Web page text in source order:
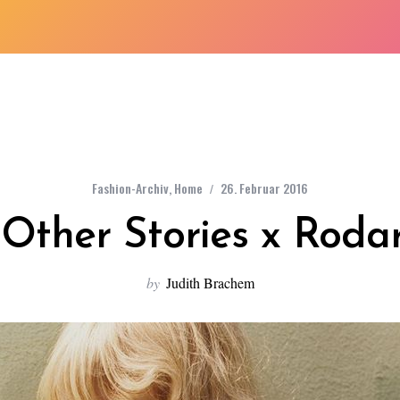
Fashion-Archiv,Home 26. Februar 2016
Stories x
by Judith Brachem